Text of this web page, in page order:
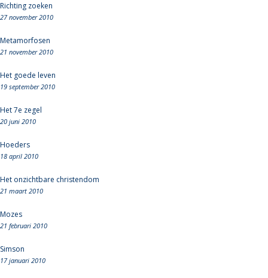
Richting zoeken
27 november 2010
Metamorfosen
21 november 2010
Het goede leven
19 september 2010
Het 7e zegel
20 juni 2010
Hoeders
18 april 2010
Het onzichtbare christendom
21 maart 2010
Mozes
21 februari 2010
Simson
17 januari 2010